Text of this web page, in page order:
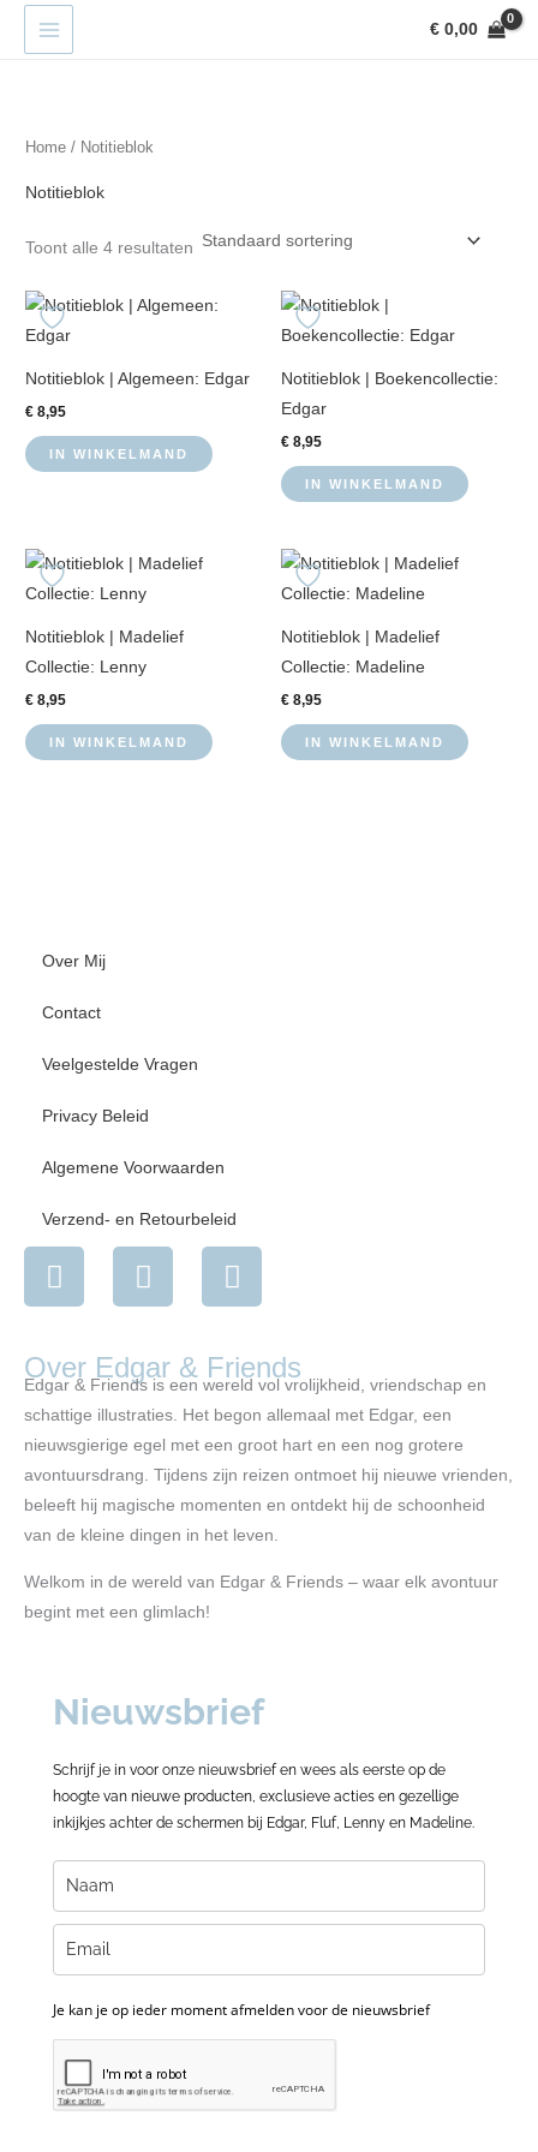
€0,00
Home / Notitieblok
Notitieblok
Toont alle 4 resultaten
Notitieblok | Algemeen: Edgar
€ 8,95
IN WINKELMAND
Notitieblok | Boekencollectie:
Edgar
€ 8,95
IN WINKELMAND
Notitieblok | Madelief
Collectie: Lenny
€ 8,95
IN WINKELMAND
Notitieblok | Madelief
Collectie: Madeline
€ 8,95
IN WINKELMAND
Over Mij
Contact
Veelgestelde Vragen
Privacy Beleid
Algemene Voorwaarden
Verzend- en Retourbeleid
I
n
a
g
r
a
m
F
a
b
o
o
k
Y
o
t
u
b
e
Over Edgar & Friends
Edgar & Friends is een wereld vol vrolijkheid, vriendschap en
schattige illustraties. Het begon allemaal met Edgar, een
nieuwsgierige egel met een groot hart en een nog grotere
avontuursdrang. Tijdens zijn reizen ontmoet hij nieuwe vrienden,
beleeft hij magische momenten en ontdekt hij de schoonheid
van de kleine dingen in het leven.
Welkom in de wereld van Edgar & Friends – waar elk avontuur
begint met een glimlach!
Nieuwsbrief
Schrijf je in voor onze nieuwsbrief en wees als eerste op de
hoogte van nieuwe producten, exclusieve acties en gezellige
inkijkjes achter de schermen bij Edgar, Fluf, Lenny en Madeline.
Je kan je op ieder moment afmelden voor de nieuwsbrief